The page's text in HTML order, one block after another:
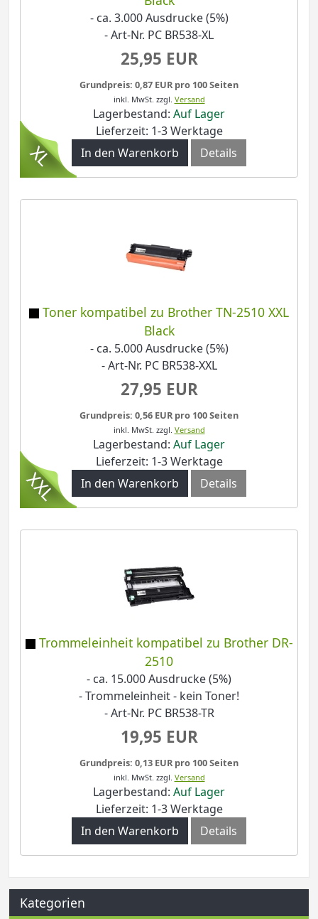
- ca. 3.000 Ausdrucke (5%)
- Art-Nr. PC BR538-XL
25,95 EUR
Grundpreis: 0,87 EUR pro 100 Seiten
inkl. MwSt. zzgl. Versand
Lagerbestand: Auf Lager
Lieferzeit: 1-3 Werktage
In den Warenkorb
Details
Toner kompatibel zu Brother TN-2510 XXL
Black
- ca. 5.000 Ausdrucke (5%)
- Art-Nr. PC BR538-XXL
27,95 EUR
Grundpreis: 0,56 EUR pro 100 Seiten
inkl. MwSt. zzgl. Versand
Lagerbestand: Auf Lager
Lieferzeit: 1-3 Werktage
In den Warenkorb
Details
Trommeleinheit kompatibel zu Brother DR-
2510
- ca. 15.000 Ausdrucke (5%)
- Trommeleinheit - kein Toner!
- Art-Nr. PC BR538-TR
19,95 EUR
Grundpreis: 0,13 EUR pro 100 Seiten
inkl. MwSt. zzgl. Versand
Lagerbestand: Auf Lager
Lieferzeit: 1-3 Werktage
In den Warenkorb
Details
Kategorien